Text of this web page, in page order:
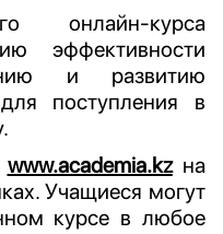
онлайн-курса
эффективности
и развитию
поступления в
www.academia.kzна
Учащиеся могут
курсе в любое